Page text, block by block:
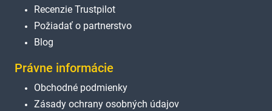
Recenzie Trustpilot
Požiadať o partnerstvo
Blog
Právne informácie
Obchodné podmienky
Zásady ochrany osobných údajov